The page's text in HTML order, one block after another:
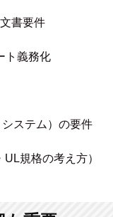
書要件
義務化
ステム）の要件
規格の考え方）